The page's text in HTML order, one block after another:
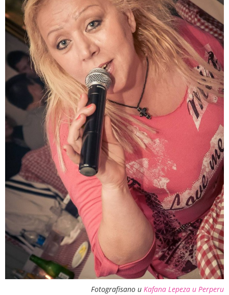
Fotografisano u Kafana Lepeza u Perperu